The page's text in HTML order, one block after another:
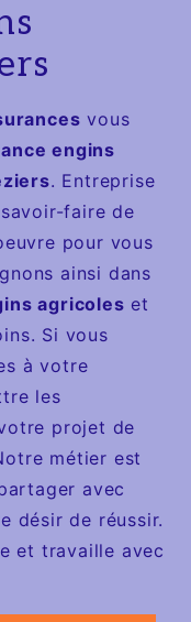
vous
engins
. Entreprise
savoir-faire de
pour vous
ainsi dans
agricoles et
Si vous
à votre
les
projet de
métier est
avec
désir de réussir.
et travaille avec